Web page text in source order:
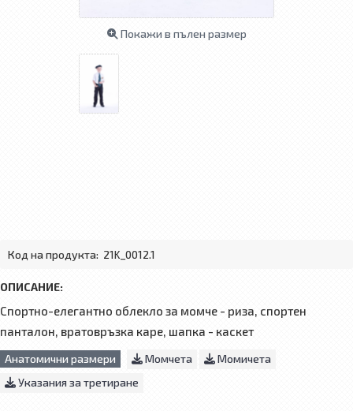
Покажи в пълен размер
Код на продукта: 21K_0012.1
ОПИСАНИЕ:
Спортно-елегантно облекло за момче - риза, спортен
панталон, вратовръзка каре, шапка - каскет
Анатомични размери Момчета
Момичета
Указания за третиране